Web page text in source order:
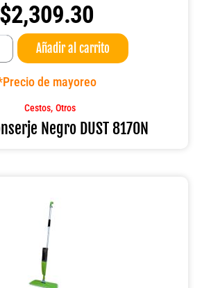
$2,309.30
Añadir al carrito
de mayoreo
Cestos, Otros
Negro DUST 8170N